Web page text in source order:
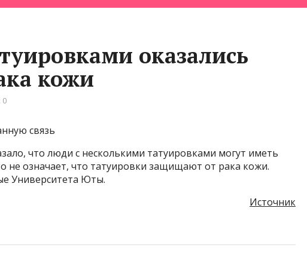
оказались
кожи
0
связь
что люди с несколькими татуировками могут иметь
не означает, что татуировки защищают от рака кожи.
Университета Юты.
Источник